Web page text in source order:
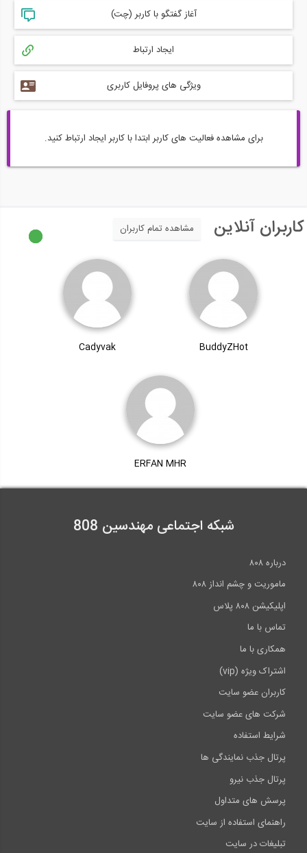
آغاز گفتگو با کاربر (چت)
ایجاد ارتباط
ویژگی های پروفایل کاربری
برای مشاهده فعالیت های کاربر ابتدا با کاربر ایجاد ارتباط کنید.
کاربران آنلاین مشاهده تمام کاربران
BuddyZHot
Cadyvak
ERFAN MHR
شبکه اجتماعی مهندسین 808
درباره ۸۰۸
ماموریت و چشم انداز ۸۰۸
اپلیکیشن ۸۰۸ پلاس
تماس با ما
همکاری با ما
اشتراک ویژه (vip)
کاربران عضو سایت
شرکت های عضو سایت
شرایط استفاده
پرتال جذب نمایندگی ها
پرتال جذب نیرو
پرسش های متداول
راهنمای استفاده از سایت
تبلیغات در سایت